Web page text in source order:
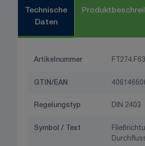
Technische
Daten
Artikelnummer
GTIN/EAN
Regelungstyp DIN 2403
Symbol / Text